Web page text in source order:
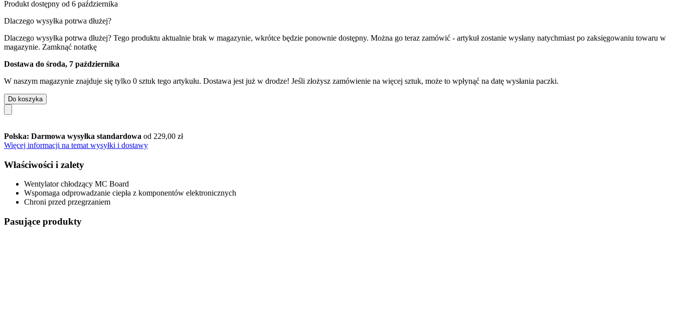
Produkt dostępny od 6 października
Dlaczego wysyłka potrwa dłużej?
Dlaczego wysyłka potrwa dłużej? Tego produktu aktualnie brak w magazynie, wkrótce będzie ponownie dostępny. Można go teraz zamówić - artykuł zostanie wysłany natychmiast po zaksięgowaniu towaru w
magazynie. Zamknąć notatkę
Dostawa do środa, 7 października
W naszym magazynie znajduje się tylko 0 sztuk tego artykułu. Dostawa jest już w drodze! Jeśli złożysz zamówienie na więcej sztuk, może to wpłynąć na datę wysłania paczki.
Do koszyka
Polska: Darmowa wysyłka standardowa od 229,00 zł
Więcej informacji na temat wysyłki i dostawy
Właściwości i zalety
Wentylator chłodzący MC Board
Wspomaga odprowadzanie ciepła z komponentów elektronicznych
Chroni przed przegrzaniem
Pasujące produkty